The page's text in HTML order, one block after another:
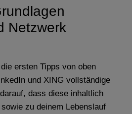
Netzwerk
ersten Tipps von oben
und XING vollständige
dass diese inhaltlich
zu deinem Lebenslauf